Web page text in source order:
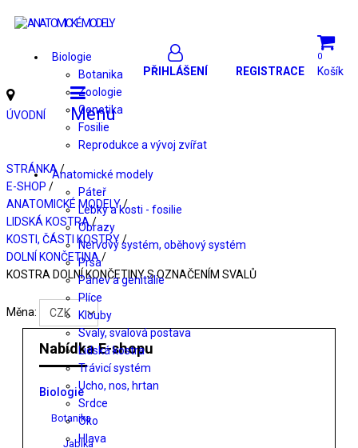
0
Košík
PŘIHLÁŠENÍ REGISTRACE
Biologie
Botanika
Zoologie
Genetika
Fosilie
Reprodukce a vývoj zvířat
Anatomické modely
Páteř
Lebky a kosti - fosilie
Obrazy
Nervový systém, oběhový systém
Prsa
Pánev a genitálie
Plíce
Klouby
Svaly, svalová postava
Lidská kostra
Trávicí systém
Ucho, nos, hrtan
Srdce
Oko
Hlava
Menu
ÚVODNÍ
STRÁNKA/
E-SHOP /
ANATOMICKÉ MODELY/
LIDSKÁ KOSTRA /
KOSTI, ČÁSTI KOSTRY/
DOLNÍ KONČETINA /
KOSTRA DOLNÍ KONČETINY S OZNAČENÍM SVALŮ
Měna:
Nabídka E-shopu
Biologie
Botanika
Jablka